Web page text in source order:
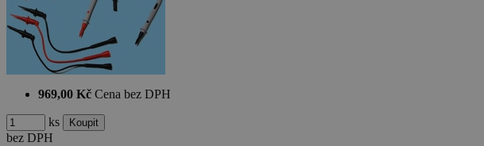
969,00 Kč Cena bez DPH
ks
bez DPH